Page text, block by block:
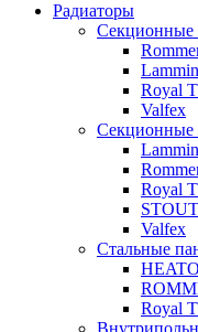
Радиаторы
Секционные
Lammin
Royal
Valfex
Секционные
Lammin
Royal
STOUT
Valfex
Стальные
Royal